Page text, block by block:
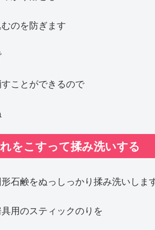
のを防ぎます
ことができるので
をこすって揉み洗いする
石鹸をぬっしっかり揉み洗いします
用のスティックのりを